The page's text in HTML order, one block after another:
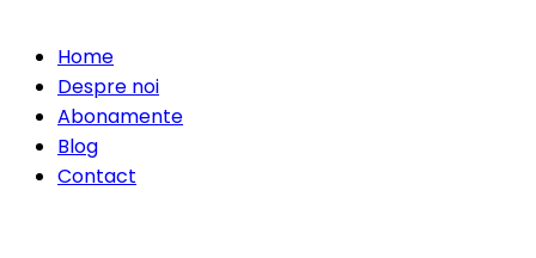
Home
Despre noi
Abonamente
Blog
Contact